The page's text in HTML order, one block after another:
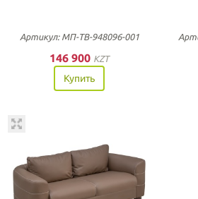
Артикул: МП-ТВ-948096-001
146 900 KZT
Купить